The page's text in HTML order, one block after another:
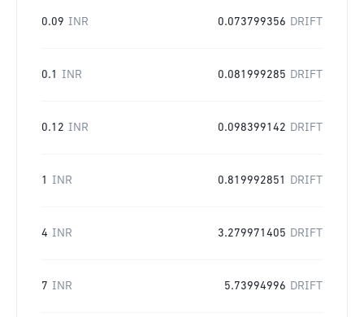
0.09 INR 0.073799356 DRIFT
0.1 INR 0.081999285 DRIFT
0.12 INR 0.098399142 DRIFT
1 INR 0.819992851 DRIFT
4 INR 3.279971405 DRIFT
7 INR 5.73994996 DRIFT